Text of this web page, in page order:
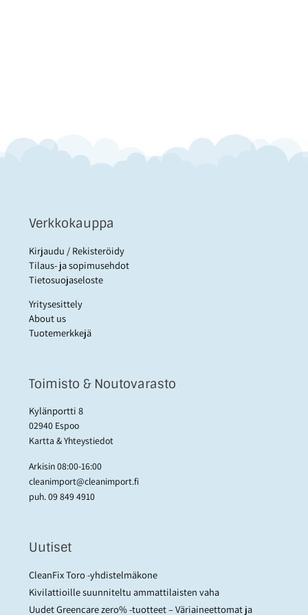
Verkkokauppa
Kirjaudu / Rekisteröidy
Tilaus- ja sopimusehdot
Tietosuojaseloste
Yritysesittely
About us
Tuotemerkkejä
Toimisto & Noutovarasto
Kylänportti 8
02940 Espoo
Kartta & Yhteystiedot
Arkisin 08:00-16:00
cleanimport@cleanimport.fi
puh.09 849 4910
Uutiset
CleanFix Toro -yhdistelmäkone
Kivilattioille suunniteltu ammattilaisten vaha
Uudet Greencare zero% -tuotteet – Väriaineettomat ja